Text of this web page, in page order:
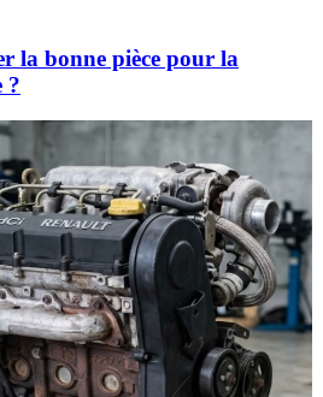
la bonne pièce pour la
?